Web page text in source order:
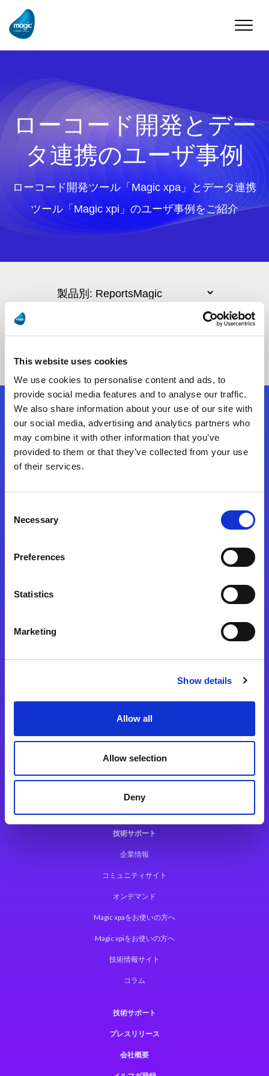
This website uses cookies
We use cookies to personalise content and ads, to
provide social media features and to analyse our traffic.
We also share information about your use of our site with
our social media, advertising and analytics partners who
may combine it with other information that you’ve
provided to them or that they’ve collected from your use
of their services.
Selection
Necessary
Preferences
Statistics
Marketing
Show details
Allow all
Allow selection
Deny
Toggle
ローコード開発とデー
タ連携のユーザ事例
ローコード開発ツール「Magic xpa」とデータ連携
ツール「Magic xpi」のユーザ事例をご紹介
お問合せ
フォローする
Magic xpa関連ソフトウェア
Magic xpi
Magic xpi製品詳細
Magic xpi購入後手続きのご案内
Magic xpi Cloud Gateway
技術サポート
企業情報
コミュニティサイト
オンデマンド
Magic xpaをお使いの方へ
Magic xpiをお使いの方へ
技術情報サイト
コラム
技術サポート
プレスリリース
会社概要